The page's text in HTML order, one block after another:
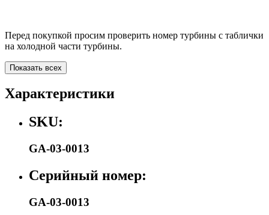
Перед покупкой просим проверить номер турбины с таблички
на холодной части турбины.
Показать всех
Характеристики
SKU:
GA-03-0013
Серийный номер:
GA-03-0013